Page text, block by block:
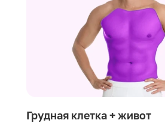
Грудная клетка + живот